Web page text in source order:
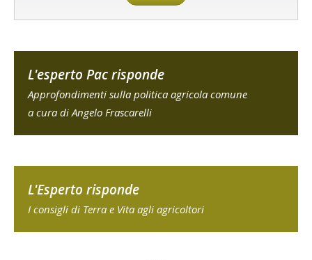
L'esperto Pac risponde
Approfondimenti sulla politica agricola comune
a cura di Angelo Frascarelli
L'Esperto risponde
I consigli di Terra e Vita agli agricoltori